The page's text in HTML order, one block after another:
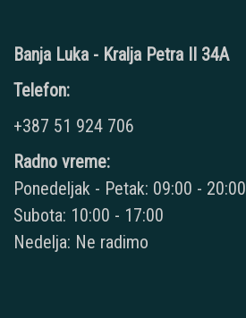
Banja Luka - Kralja Petra II 34A
Telefon:
+387 51 924 706
Radno vreme:
Ponedeljak - Petak: 09:00 - 20:00
Subota: 10:00 - 17:00
Nedelja: Ne radimo